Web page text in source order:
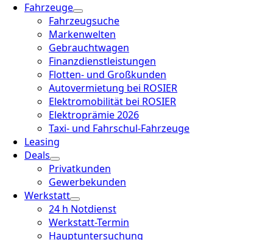
Fahrzeuge
Fahrzeugsuche
Markenwelten
Gebrauchtwagen
Finanzdienstleistungen
Flotten- und Großkunden
Autovermietung bei ROSIER
Elektromobilität bei ROSIER
Elektroprämie 2026
Taxi- und Fahrschul-Fahrzeuge
Leasing
Deals
Privatkunden
Gewerbekunden
Werkstatt
24 h Notdienst
Werkstatt-Termin
Hauptuntersuchung